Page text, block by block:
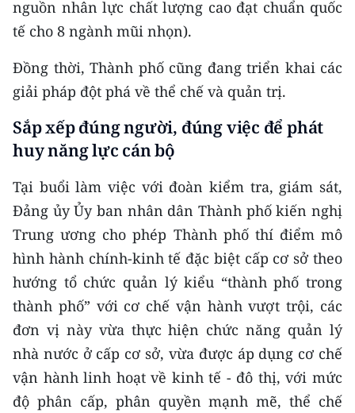
nguồn nhân lực chất lượng cao đạt chuẩn quốc
tế cho 8 ngành mũi nhọn).
Đồng thời, Thành phố cũng đang triển khai các
giải pháp đột phá về thể chế và quản trị.
Sắp xếp đúng người, đúng việc để phát
huy năng lực cán bộ
Tại buổi làm việc với đoàn kiểm tra, giám sát,
Đảng ủy Ủy ban nhân dân Thành phố kiến nghị
Trung ương cho phép Thành phố thí điểm mô
hình hành chính-kinh tế đặc biệt cấp cơ sở theo
hướng tổ chức quản lý kiểu “thành phố trong
thành phố” với cơ chế vận hành vượt trội, các
đơn vị này vừa thực hiện chức năng quản lý
nhà nước ở cấp cơ sở, vừa được áp dụng cơ chế
vận hành linh hoạt về kinh tế - đô thị, với mức
độ phân cấp, phân quyền mạnh mẽ, thể chế